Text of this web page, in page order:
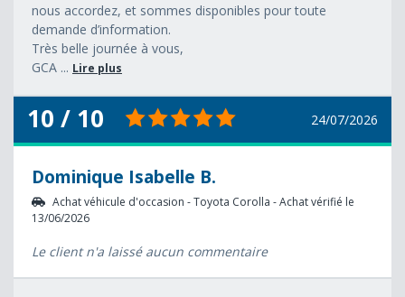
nous accordez, et sommes disponibles pour toute
demande d’information.
Très belle journée à vous,
GCA ... Lire plus
10 / 10 24/07/2026
Dominique Isabelle B.
Achat véhicule d'occasion - Toyota Corolla - Achat vérifié le
13/06/2026
Le client n'a laissé aucun commentaire